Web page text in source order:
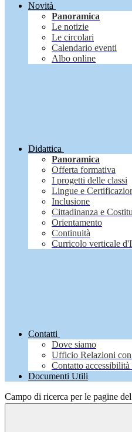
Novità
Panoramica
Le notizie
Le circolari
Calendario eventi
Albo online
Didattica
Panoramica
Offerta formativa
I progetti delle classi
Lingue e
Inclusione
Cittadinanza e
Orientamento
Continuità
Curricolo verticale
Contatti
Dove siamo
Ufficio Relazioni
Contatto accessibilità
Documenti Utili
Campo di ricerca per le pagine